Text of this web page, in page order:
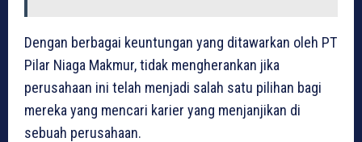
Dengan berbagai keuntungan yang ditawarkan oleh PT
Pilar Niaga Makmur, tidak mengherankan jika
perusahaan ini telah menjadi salah satu pilihan bagi
mereka yang mencari karier yang menjanjikan di
sebuah perusahaan.